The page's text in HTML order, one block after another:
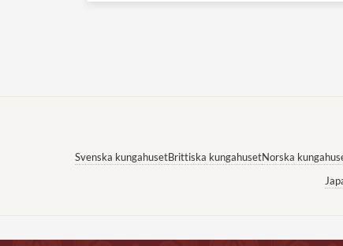
Svenska kungahusetBrittiska kungahusetNorska